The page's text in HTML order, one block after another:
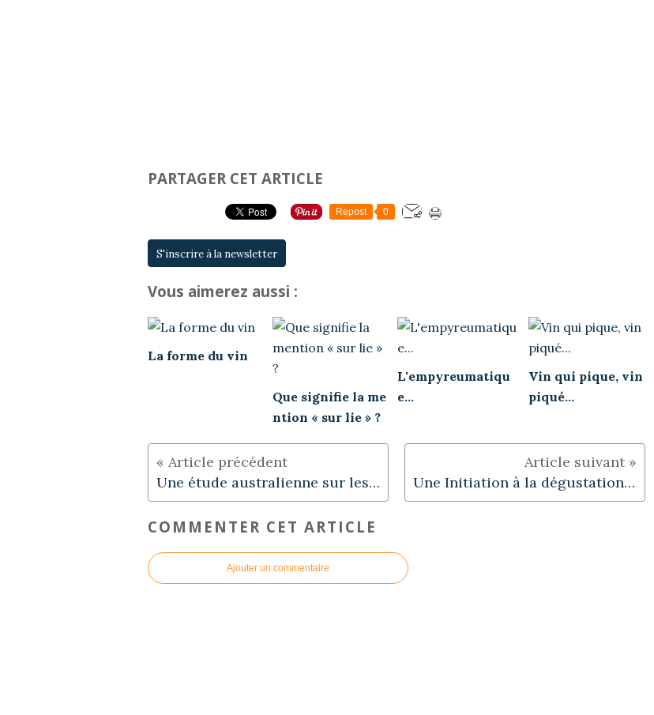
PARTAGER CET ARTICLE
Repost 0
S'inscrire à la newsletter
Vous aimerez aussi :
La forme du vin
Que signifie la me
ntion « sur lie » ?
L'empyreumatiqu
e...
Vin qui pique, vin
piqué...
Une étude australienne sur les goûts des consommateurs de vins Une Initiation à la dégustation des grands vins de Max Léglise
COMMENTER CET ARTICLE
Ajouter un commentaire